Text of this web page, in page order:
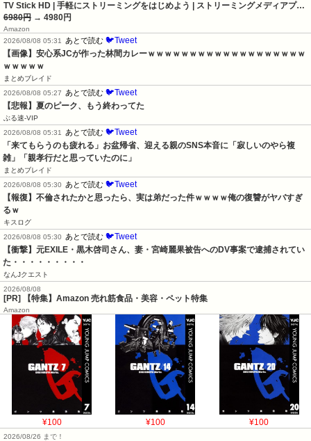
TV Stick HD | 手軽にストリーミングをはじめよう | ストリーミングメディアプ…
6980円 → 4980円
Amazon
2026/08/08 05:31
あとで読む 🐦Tweet
【画像】安心系JCが作った林間カレーｗｗｗｗｗｗｗｗｗｗｗｗｗｗｗｗｗｗｗ
ｗｗｗｗｗ
まとめブレイド
2026/08/08 05:27
あとで読む 🐦Tweet
【悲報】夏のピーク、もう終わってた
ぶる速-VIP
2026/08/08 05:31
あとで読む 🐦Tweet
「来てもらうのも疲れる」お盆帰省、迎える親のSNS本音に「寂しいのやら複
雑」「親孝行だと思っていたのに」
まとめブレイド
2026/08/08 05:30
あとで読む 🐦Tweet
【報復】不倫されたかと思ったら、実は弟だった件ｗｗｗｗ俺の復讐がヤバすぎ
るｗ
キスログ
2026/08/08 05:30
あとで読む 🐦Tweet
【衝撃】元EXILE・黒木啓司さん、妻・宮崎麗果被告へのDV事案で逮捕されてい
た・・・・・・・・・
なんJクエスト
2026/08/08
[PR] 【特集】Amazon 売れ筋食品・美容・ペット特集
Amazon
¥100 ¥100 ¥100
2026/08/26 まで！